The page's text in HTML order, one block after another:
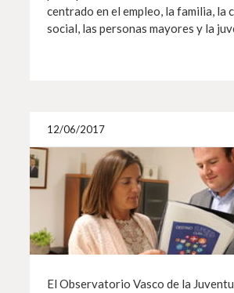
centrado en el empleo, la familia, la
social, las personas mayores y la
12/06/2017
El Observatorio Vasco de la